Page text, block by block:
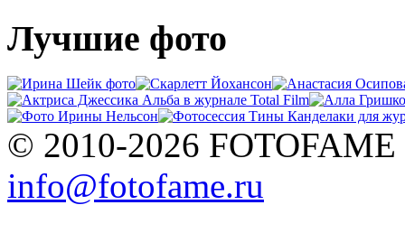
Лучшие фото
© 2010-2026 FOTOFAME
info@fotofame.ru